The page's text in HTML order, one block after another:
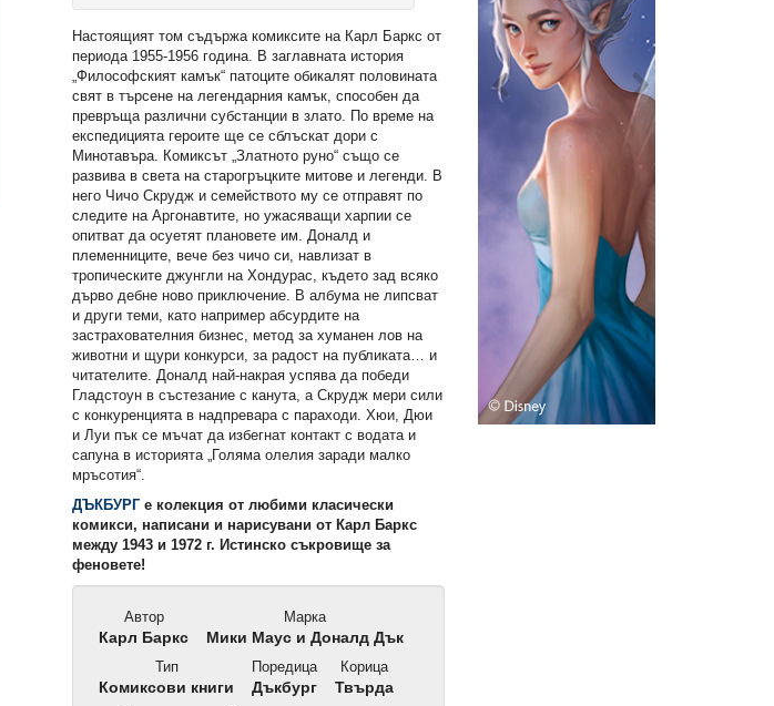
Настоящият том съдържа комиксите на Карл Баркс от
периода 1955-1956 година. В заглавната история
„Философският камък“ патоците обикалят половината
свят в търсене на легендарния камък, способен да
превръща различни субстанции в злато. По време на
експедицията героите ще се сблъскат дори с
Минотавъра. Комиксът „Златното руно“ също се
развива в света на старогръцките митове и легенди. В
него Чичо Скрудж и семейството му се отправят по
следите на Аргонавтите, но ужасяващи харпии се
опитват да осуетят плановете им. Доналд и
племенниците, вече без чичо си, навлизат в
тропическите джунгли на Хондурас, където зад всяко
дърво дебне ново приключение. В албума не липсват
и други теми, като например абсурдите на
застрахователния бизнес, метод за хуманен лов на
животни и щури конкурси, за радост на публиката… и
читателите. Доналд най-накрая успява да победи
Гладстоун в състезание с канута, а Скрудж мери сили
с конкуренцията в надпревара с параходи. Хюи, Дюи
и Луи пък се мъчат да избегнат контакт с водата и
сапуна в историята „Голяма олелия заради малко
мръсотия“.
ДЪКБУРГе колекция от любими класически
комикси, написани и нарисувани от Карл Баркс
между 1943 и 1972 г. Истинско съкровище за
феновете!
Автор
Карл Баркс
Марка
Мики Маус и Доналд Дък
Тип
Комиксови книги
Поредица
Дъкбург
Корица
Твърда